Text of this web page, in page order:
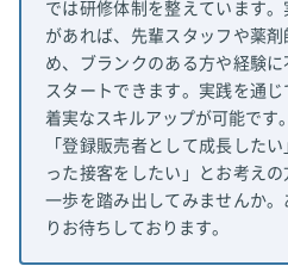
では研修体制を整えています
があれば、先輩スタッフや薬
め、ブランクのある方や経験
スタートできます。実践を通じ
着実なスキルアップが可能です。
「登録販売者として成長した
った接客をしたい」とお考え
一歩を踏み出してみませんか
りお待ちしております。